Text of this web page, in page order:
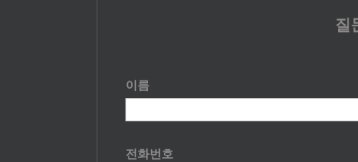
질
이름
전화번호